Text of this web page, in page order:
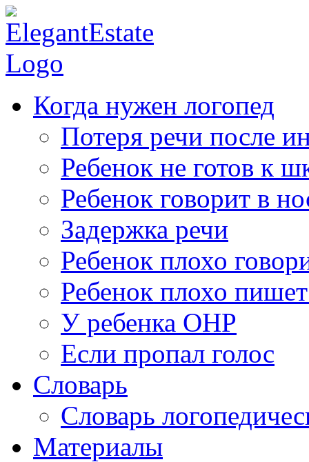
Когда нужен логопед
Потеря речи после
Ребенок не готов к
Ребенок говорит в
Задержка речи
Ребенок плохо
Ребенок плохо
У ребенка ОНР
Если пропал голос
Словарь
Словарь
Материалы